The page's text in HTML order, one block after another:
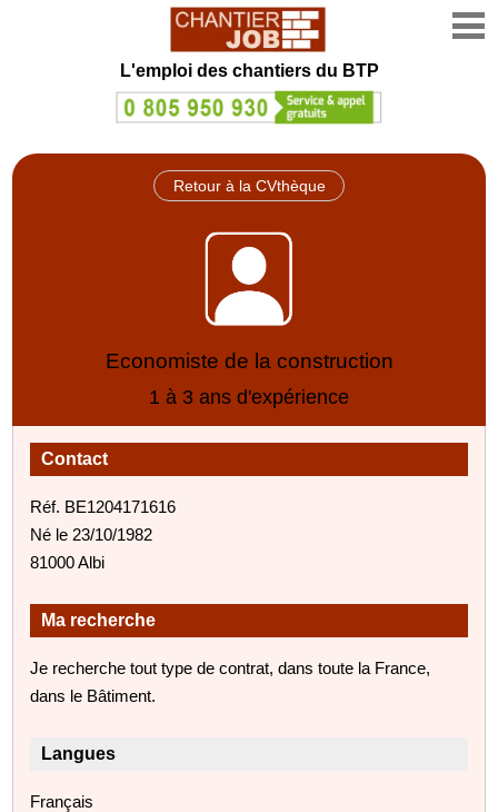
L'emploi des chantiers du BTP
Retour à la CVthèque
Economiste de la construction
1 à 3 ans d'expérience
Contact
Réf. BE1204171616
Né le 23/10/1982
81000 Albi
Ma recherche
Je recherche tout type de contrat, dans toute la France,
dans le Bâtiment.
Langues
Français